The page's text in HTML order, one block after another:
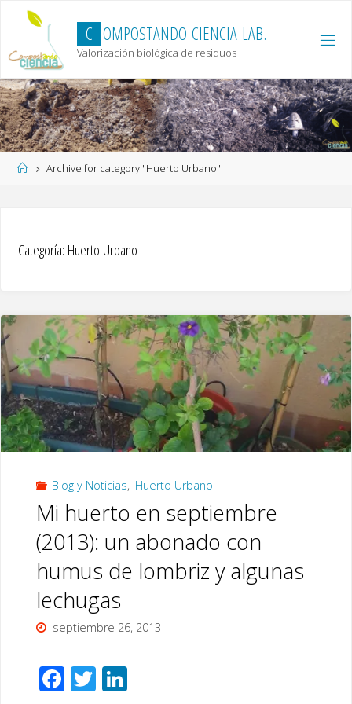
content
C OMPOSTANDO CIENCIA LAB.
Valorización biológica de residuos
HomeArchive for category "Huerto Urbano"
Categoría: Huerto Urbano
Blog y Noticias, Huerto Urbano
Mi huerto en septiembre
(2013): un abonado con
humus de lombriz y algunas
lechugas
septiembre 26, 2013
F T Li